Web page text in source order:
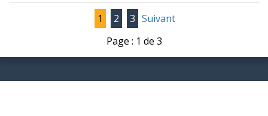
1 2 3 Suivant
Page : 1 de 3